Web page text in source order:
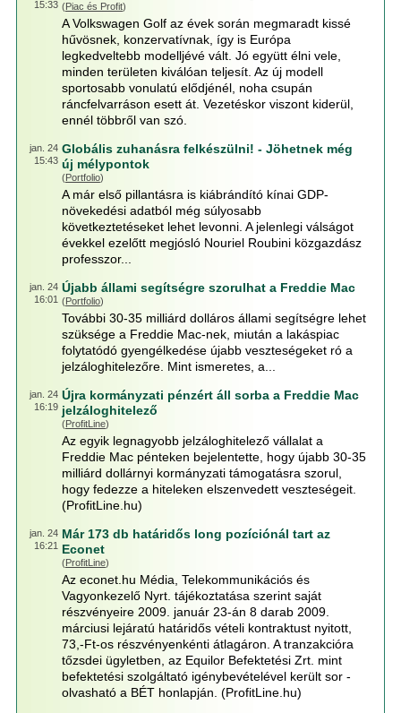
15:33 (Piac és Profit)
A Volkswagen Golf az évek során megmaradt kissé
hűvösnek, konzervatívnak, így is Európa
legkedveltebb modelljévé vált. Jó együtt élni vele,
minden területen kiválóan teljesít. Az új modell
sportosabb vonulatú elődjénél, noha csupán
ráncfelvarráson esett át. Vezetéskor viszont kiderül,
ennél többről van szó.
jan. 24
15:43
Globális zuhanásra felkészülni! - Jöhetnek még
új mélypontok
(Portfolio)
A már első pillantásra is kiábrándító kínai GDP-
növekedési adatból még súlyosabb
következtetéseket lehet levonni. A jelenlegi válságot
évekkel ezelőtt megjósló Nouriel Roubini közgazdász
professzor...
jan. 24
16:01
Újabb állami segítségre szorulhat a Freddie Mac
(Portfolio)
További 30-35 milliárd dolláros állami segítségre lehet
szüksége a Freddie Mac-nek, miután a lakáspiac
folytatódó gyengélkedése újabb veszteségeket ró a
jelzáloghitelezőre. Mint ismeretes, a...
jan. 24
16:19
Újra kormányzati pénzért áll sorba a Freddie Mac
jelzáloghitelező
(ProfitLine)
Az egyik legnagyobb jelzáloghitelező vállalat a
Freddie Mac pénteken bejelentette, hogy újabb 30-35
milliárd dollárnyi kormányzati támogatásra szorul,
hogy fedezze a hiteleken elszenvedett veszteségeit.
(ProfitLine.hu)
jan. 24
16:21
Már 173 db határidős long pozíciónál tart az
Econet
(ProfitLine)
Az econet.hu Média, Telekommunikációs és
Vagyonkezelő Nyrt. tájékoztatása szerint saját
részvényeire 2009. január 23-án 8 darab 2009.
márciusi lejáratú határidős vételi kontraktust nyitott,
73,-Ft-os részvényenkénti átlagáron. A tranzakcióra
tőzsdei ügyletben, az Equilor Befektetési Zrt. mint
befektetési szolgáltató igénybevételével került sor -
olvasható a BÉT honlapján. (ProfitLine.hu)